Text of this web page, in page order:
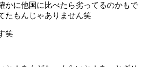
かに他国に比べたら劣ってるのかもで
たもんじゃありません笑
笑